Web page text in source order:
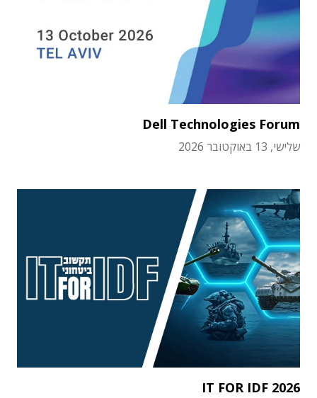
Dell Technologies Forum
שלישי, 13 באוקטובר 2026
IT FOR IDF 2026